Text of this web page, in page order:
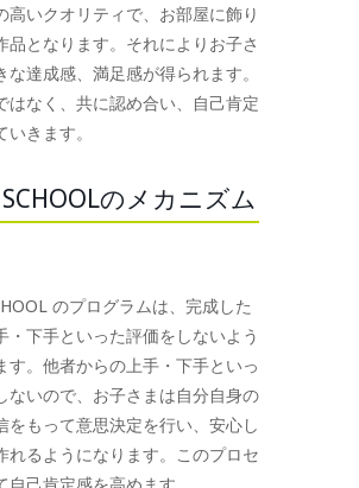
高いクオリティで、お部屋に飾り
品となります。それによりお子さ
な達成感、満足感が得られます。
はなく、共に認め合い、自己肯定
きます。
SCHOOLのメカニズム
のプログラムは、完成した
・下手といった評価をしないよう
す。他者からの上手・下手といっ
ないので、お子さまは自分自身の
をもって意思決定を行い、安心し
れるようになります。このプロセ